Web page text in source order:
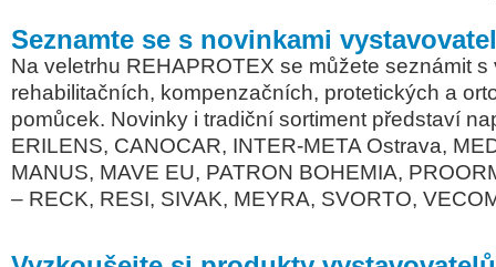
Seznamte se s novinkami
Na veletrhu REHAPROTEX se můžete seznámit
rehabilitačních, kompenzačních, protetických a
pomůcek. Novinky i tradiční sortiment představí
ERILENS, CANOCAR, INTER-META Ostrava,
MANUS, MAVE EU, PATRON BOHEMIA,
– RECK, RESI, SIVAK, MEYRA, SVORTO,